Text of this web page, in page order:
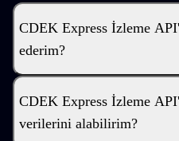
CDEK Express İzleme
ederim?
CDEK Express İzleme
verilerini alabilirim?